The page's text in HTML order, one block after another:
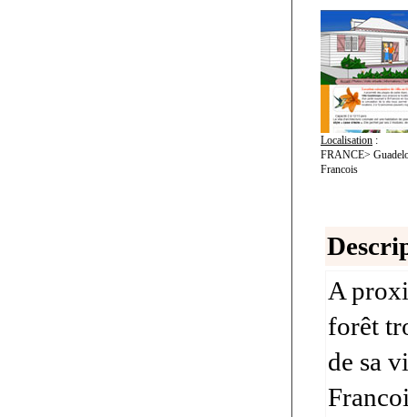
Localisation :
FRANCE>
Francois
A
forêt
de sa